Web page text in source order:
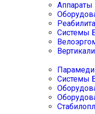
Аппараты
Системы
Системы